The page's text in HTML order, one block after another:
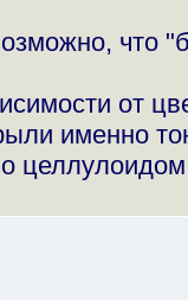
что
от
именно